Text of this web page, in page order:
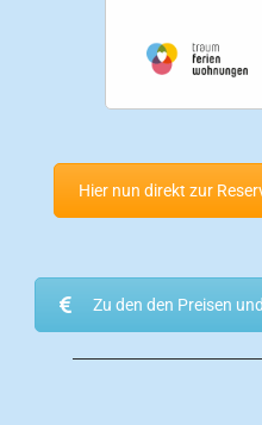
Hier nun direkt zur
Zu den den Preisen